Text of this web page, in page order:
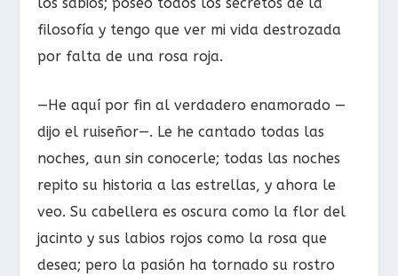
filosofía y tengo que ver mi vida destrozada
por falta de una rosa roja.
—He aquí por fin al verdadero enamorado —
dijo el ruiseñor—. Le he cantado todas las
noches, aun sin conocerle; todas las noches
repito su historia a las estrellas, y ahora le
veo. Su cabellera es oscura como la flor del
jacinto y sus labios rojos como la rosa que
desea; pero la pasión ha tornado su rostro